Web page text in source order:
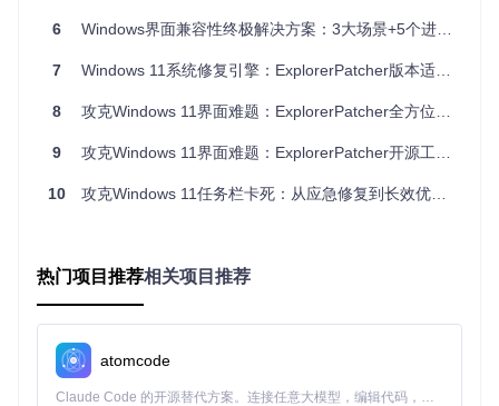
单完全无法打开，点击任务栏图标无任何反应，Win键也失去
：解决开始菜单无法打开的核心问题
环境
：所有受影响的Windows 11系统
执行
：
找到"Windows资源管理器"进程，右键选择"重新启动"
等待资源管理器重启完成后，右键点击系统托盘的Explore
rPatcher图标
验证：
6 Windows界面兼容性终极解决方案：3大场景+5个进阶技巧全面攻克系统更新难题
7 Windows 11系统修复引擎：ExplorerPatcher版本适配与界面定制全攻略
8 攻克Windows 11界面难题：ExplorerPatcher全方位优化指南
9 攻克Windows 11界面难题：ExplorerPatcher开源工具终极解决方案
10 攻克Windows 11任务栏卡死：从应急修复到长效优化的全流程
热门项目推荐相关项目推荐
atomcode
Claude Code 的开源替代方案。连接任意大模型，编辑代码，运行命令，自动验证 — 全自动执行。用 Rust 构建，极致性能。 ｜ An open-source alternative to Claude Code. Connect any LLM, edit code, run commands, and verify changes — autonomously. Built in Rust for speed. Get Started